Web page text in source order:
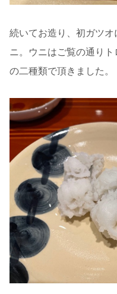
続いてお造り、初ガツ
ニ。ウニはご覧の通り
の二種類で頂きました。